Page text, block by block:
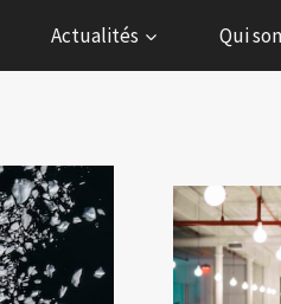
Actualités Qui